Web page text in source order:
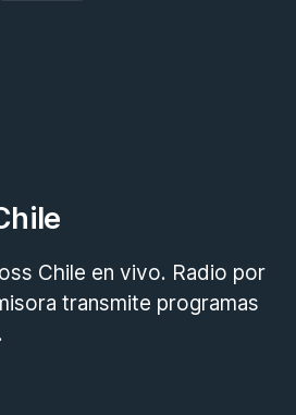
Chile en vivo. Radio por
transmite programas